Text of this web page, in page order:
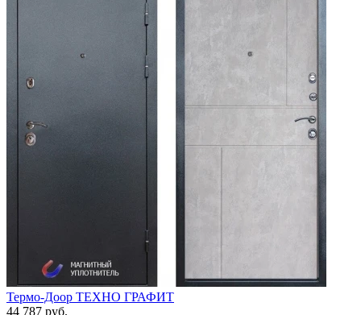
Термо-Доор ТЕХНО ГРАФИТ
44 787 руб.